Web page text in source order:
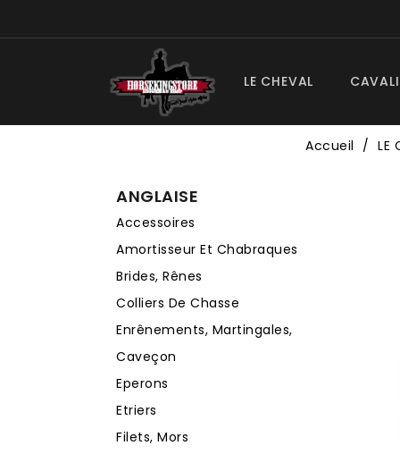
LE CHEVAL
Accueil LE
ANGLAISE
Accessoires
Amortisseur Et Chabraques
Brides, Rênes
Colliers De Chasse
Enrênements, Martingales,
Caveçon
Eperons
Etriers
Filets, Mors